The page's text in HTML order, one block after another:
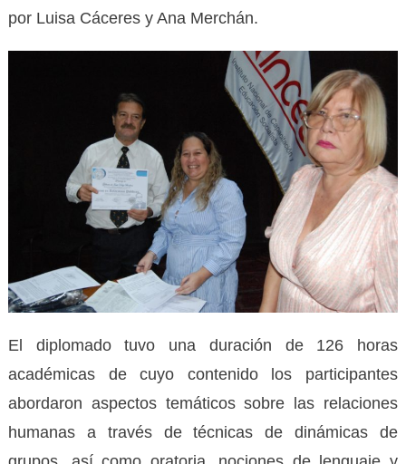
por Luisa Cáceres y Ana Merchán.
El diplomado tuvo una duración de 126 horas
académicas de cuyo contenido los participantes
abordaron aspectos temáticos sobre las relaciones
humanas a través de técnicas de dinámicas de